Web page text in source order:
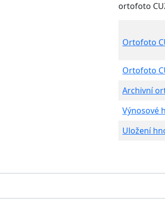
ortofoto
Ortofoto
Ortofoto
Archivní
Výnosové
Uložení